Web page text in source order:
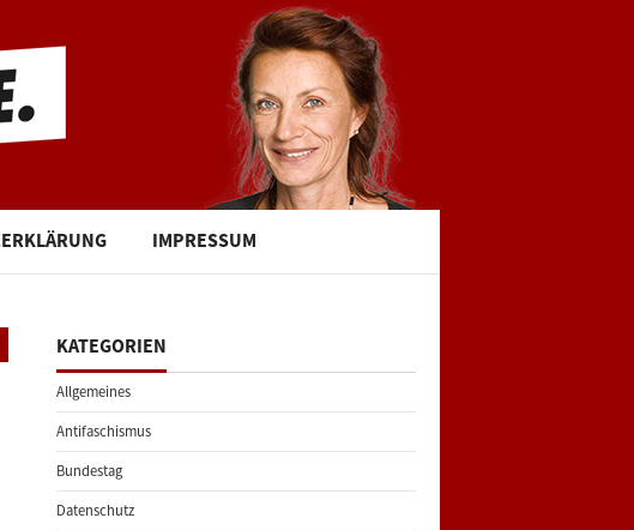
IMPRESSUM
KATEGORIEN
Allgemeines
Antifaschismus
Bundestag
Datenschutz